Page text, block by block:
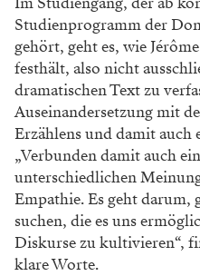
Studienprogramm der
gehört, geht es, wie
festhält, also nicht
dramatischen Text zu
Auseinandersetzung mit
Erzählens und damit
„Verbunden damit auch
unterschiedlichen
Empathie. Es geht darum,
suchen, die es uns
Diskurse zu kultivieren“,
klare Worte.